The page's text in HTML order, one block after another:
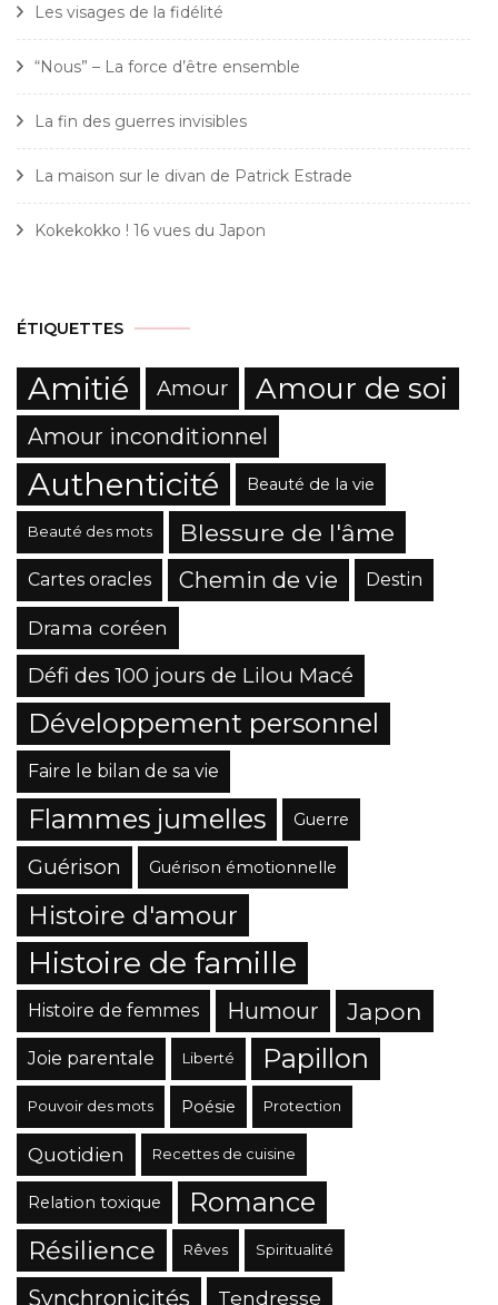
Les visages de la fidélité
“Nous” – La force d’être ensemble
La fin des guerres invisibles
La maison sur le divan de Patrick Estrade
Kokekokko ! 16 vues du Japon
ÉTIQUETTES
Amitié Amour Amour de soi
Amour inconditionnel
Authenticité Beauté de la vie
Beauté des mots Blessure de l'âme
Cartes oracles Chemin de vie Destin
Drama coréen
Défi des 100 jours de Lilou Macé
Développement personnel
Faire le bilan de sa vie
Flammes jumelles Guerre
Guérison Guérison émotionnelle
Histoire d'amour
Histoire de famille
Histoire de femmes Humour Japon
Joie parentale Liberté Papillon
Pouvoir des mots Poésie Protection
Quotidien Recettes de cuisine
Relation toxique Romance
Résilience Rêves Spiritualité
Synchronicités Tendresse